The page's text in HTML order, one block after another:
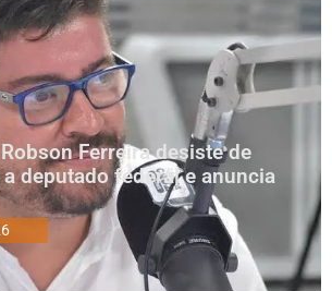
Ferreira desiste de
deputado federal e anuncia